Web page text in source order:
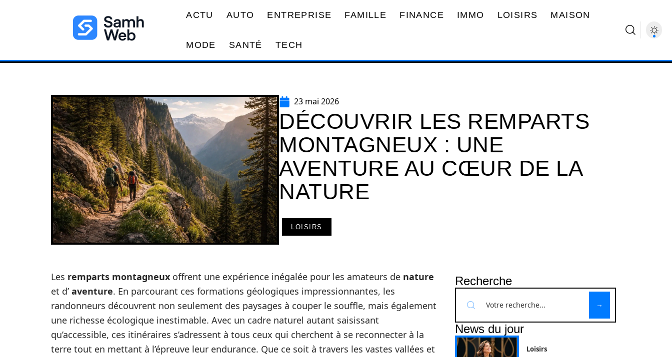
ACTU AUTO ENTREPRISE FAMILLE FINANCE IMMO LOISIRS MAISON
MODE SANTÉ TECH
23 mai 2026
DÉCOUVRIR LES REMPARTS
MONTAGNEUX : UNE
AVENTURE AU CŒUR DE LA
NATURE
LOISIRS
Les remparts montagneux offrent une expérience inégalée pour les amateurs de nature
et d’ aventure. En parcourant ces formations géologiques impressionnantes, les
randonneurs découvrent non seulement des paysages à couper le souffle, mais également
une richesse écologique inestimable. Avec un cadre naturel autant saisissant
qu’accessible, ces itinéraires s’adressent à tous ceux qui cherchent à se reconnecter à la
terre tout en mettant à l’épreuve leur endurance. Que ce soit à travers les vastes vallées et
Recherche
News du jour
Loisirs